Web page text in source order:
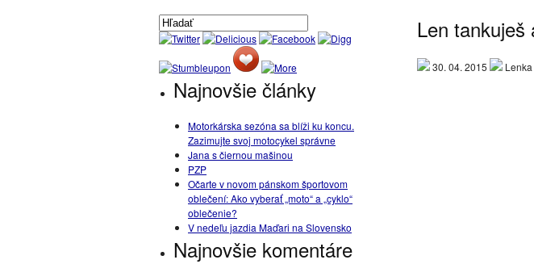
Najnovšie články
Motorkárska sezóna sa blíži ku koncu.
Zazimujte svoj motocykel správne
Jana s čiernou mašinou
PZP
Očarte v novom pánskom športovom
oblečení: Ako vyberať „moto“ a „cyklo“
oblečenie?
V nedeľu jazdia Maďari na Slovensko
Najnovšie komentáre
Len
30. 04. 2015 Lenka